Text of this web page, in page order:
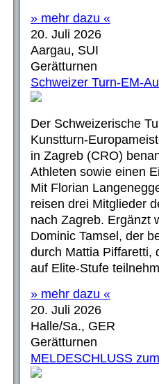
» mehr dazu «
20. Juli 2026
Aargau, SUI
Gerätturnen
Schweizer Turn-EM-
Der Schweizerische
Kunstturn-
in Zagreb (CRO)
Athleten sowie einen
Mit Florian
reisen drei Mitglieder
nach Zagreb. Ergänzt
Dominic Tamsel, der
durch Mattia Piffaretti,
auf Elite-Stufe
» mehr dazu «
20. Juli 2026
Halle/Sa., GER
Gerätturnen
MELDESCHLUSS